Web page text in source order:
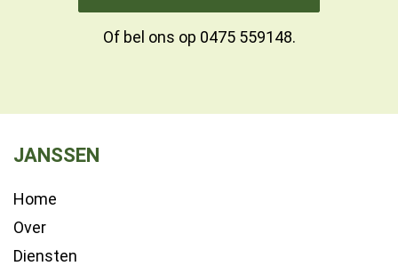
Of bel ons op 0475 559148.
JANSSEN
Home
Over
Diensten